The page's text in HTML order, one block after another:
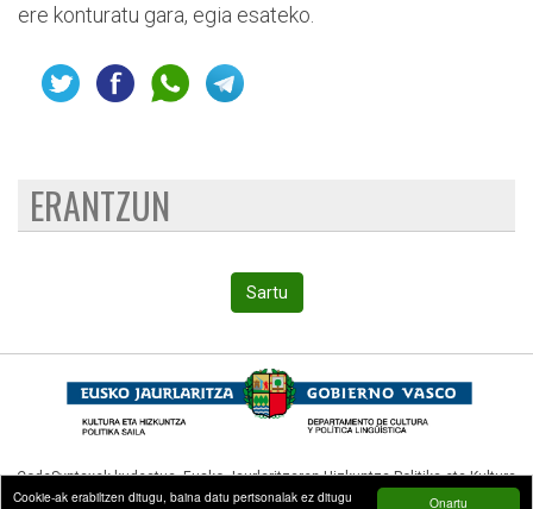
Onartu
Cookie-ak erabiltzen ditugu, baina datu pertsonalak ez ditugu
ere konturatu gara, egia esateko.
ERANTZUN
Sartu
CodeSyntaxek kudeatua,Eusko Jaurlaritzaren Hizkuntza Politika eta Kultura